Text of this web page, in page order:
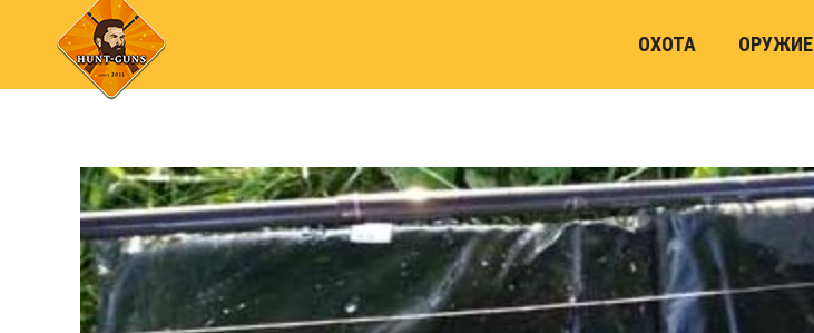
ОХОТА ОРУЖИЕ